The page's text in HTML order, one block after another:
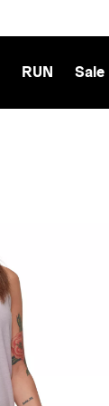
RUN Sale